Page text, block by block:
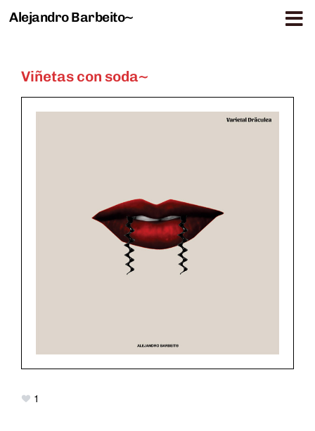
Saltar al contenido
Alejandro Barbeito~
Viñetas con soda~
1